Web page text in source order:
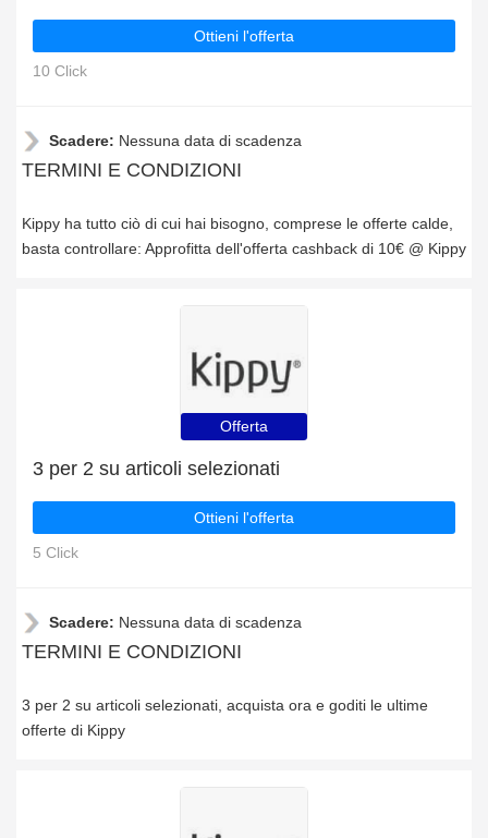
Ottieni l'offerta
10 Click
Scadere: Nessuna data di scadenza
TERMINI E CONDIZIONI
Kippy ha tutto ciò di cui hai bisogno, comprese le offerte calde,
basta controllare: Approfitta dell'offerta cashback di 10€ @ Kippy
Offerta
3 per 2 su articoli selezionati
Ottieni l'offerta
5 Click
Scadere: Nessuna data di scadenza
TERMINI E CONDIZIONI
3 per 2 su articoli selezionati, acquista ora e goditi le ultime
offerte di Kippy